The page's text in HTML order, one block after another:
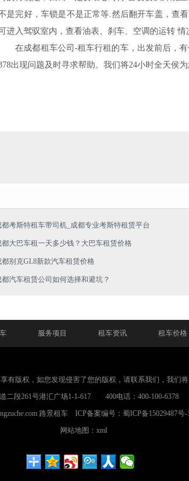
是完好，车锁是不是正常等.然后翻开车盖，查
进入驾驭室内，查看油表、刹车、空调的运转
在成都租车公司-租车行租的车，出发前后，有
出现问题及时寻求帮助。我们将24小时全天侯为
都考斯特租车带司机_成都专业考斯特租赁平台
都大巴车租一天多少钱？大巴车租赁价格
都别克GL8新款汽车租赁价格
都汽车租赁公司如何选择和避坑？
服务项目 租车资讯 租车价格
有版权，如您发现侵害了您的版权，请联系我们，我们
二段261号港汇广场1-1-617 400电话：400-100-6378
路景租车 ICP备案编号： 蜀ICP备15029487号-1
网站地图：xml